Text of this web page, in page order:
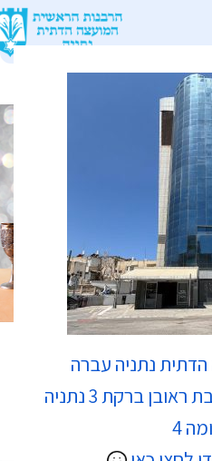
נתניה עברה
למשכנה החדש בכתובת ראובן ברקת 3 נתניה
4